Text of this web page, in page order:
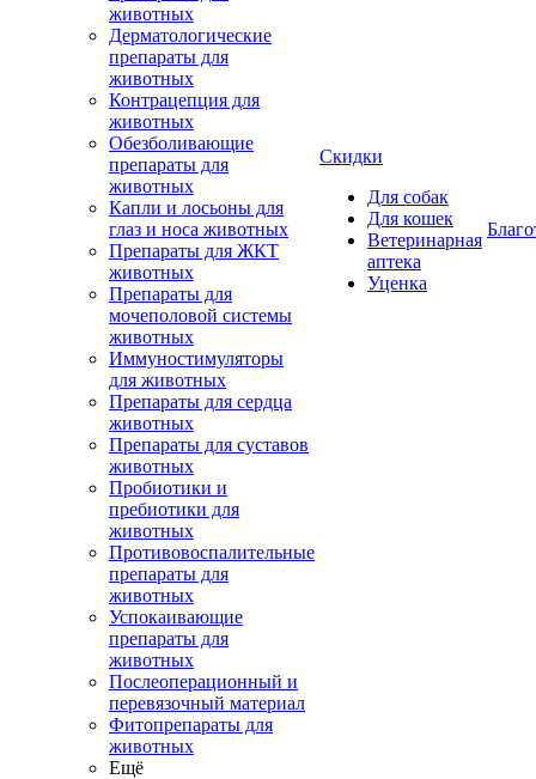
животных
Дерматологические
препараты для
животных
Контрацепция для
животных
Обезболивающие
препараты для
животных
Капли и лосьоны для
глаз и носа животных
Препараты для ЖКТ
животных
Препараты для
мочеполовой системы
животных
Иммуностимуляторы
для животных
Препараты для сердца
животных
Препараты для суставов
животных
Пробиотики и
пребиотики для
животных
Противовоспалительные
препараты для
животных
Успокаивающие
препараты для
животных
Послеоперационный и
перевязочный материал
Фитопрепараты для
животных
Ещё
Скидки
Для собак
Для кошек
Ветеринарная
аптека
Уценка